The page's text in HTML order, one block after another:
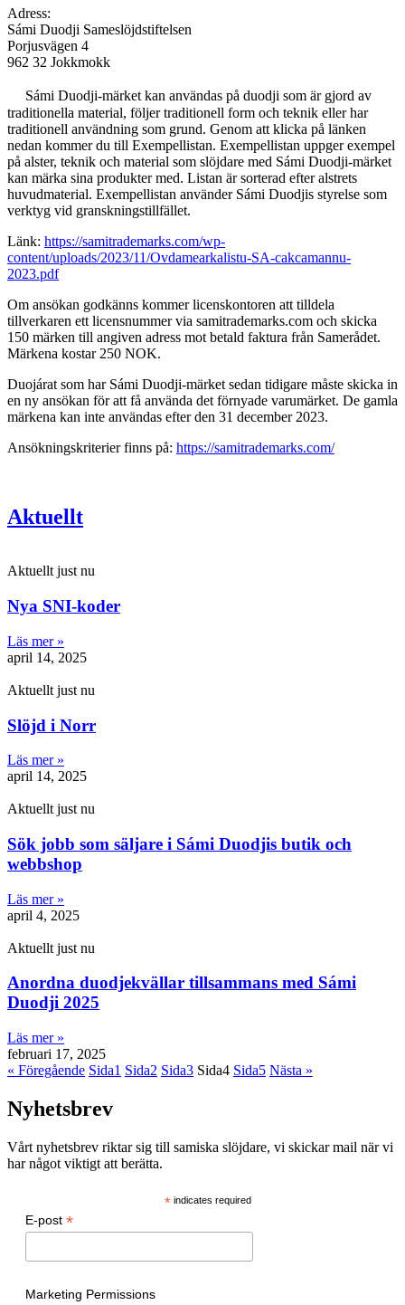
Adress:
Sámi Duodji Sameslöjdstiftelsen
Porjusvägen 4
962 32 Jokkmokk
Sámi Duodji-märket kan användas på duodji som är gjord av
traditionella material, följer traditionell form och teknik eller har
traditionell användning som grund. Genom att klicka på länken
nedan kommer du till Exempellistan. Exempellistan uppger exempel
på alster, teknik och material som slöjdare med Sámi Duodji-märket
kan märka sina produkter med. Listan är sorterad efter alstrets
huvudmaterial. Exempellistan använder Sámi Duodjis styrelse som
verktyg vid granskningstillfället.
Länk: https://samitrademarks.com/wp-
content/uploads/2023/11/Ovdamearkalistu-SA-cakcamannu-
2023.pdf
Om ansökan godkänns kommer licenskontoren att tilldela
tillverkaren ett licensnummer via samitrademarks.com och skicka
150 märken till angiven adress mot betald faktura från Samerådet.
Märkena kostar 250 NOK.
Duojárat som har Sámi Duodji-märket sedan tidigare måste skicka in
en ny ansökan för att få använda det förnyade varumärket. De gamla
märkena kan inte användas efter den 31 december 2023.
Ansökningskriterier finns på: https://samitrademarks.com/
Aktuellt
Aktuellt just nu
Nya SNI-koder
Läs mer »
april 14, 2025
Aktuellt just nu
Slöjd i Norr
Läs mer »
april 14, 2025
Aktuellt just nu
Sök jobb som säljare i Sámi Duodjis butik och
webbshop
Läs mer »
april 4, 2025
Aktuellt just nu
Anordna duodjekvällar tillsammans med Sámi
Duodji 2025
Läs mer »
februari 17, 2025
« Föregående Sida1 Sida2 Sida3 Sida4 Sida5 Nästa »
Nyhetsbrev
Vårt nyhetsbrev riktar sig till samiska slöjdare, vi skickar mail när vi
har något viktigt att berätta.
*indicates required
E-post *
Marketing Permissions